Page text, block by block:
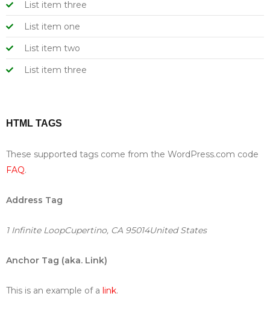
List item three
List item one
List item two
List item three
HTML TAGS
These supported tags come from the WordPress.com code
FAQ.
Address Tag
1 Infinite LoopCupertino, CA 95014United States
Anchor Tag (aka. Link)
This is an example of a link.